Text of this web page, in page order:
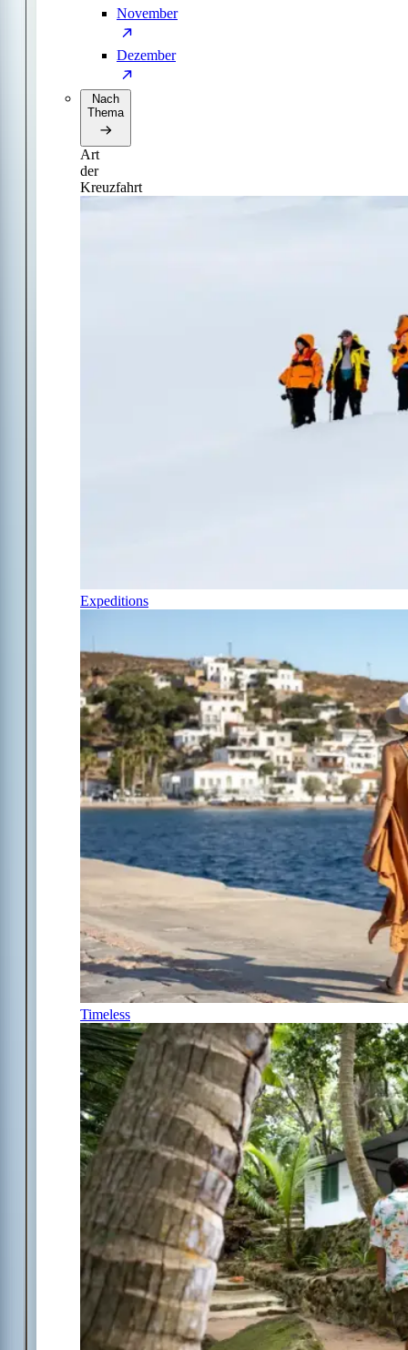
November
Dezember
Nach
Thema
Art
der
Kreuzfahrt
Expeditions
Timeless